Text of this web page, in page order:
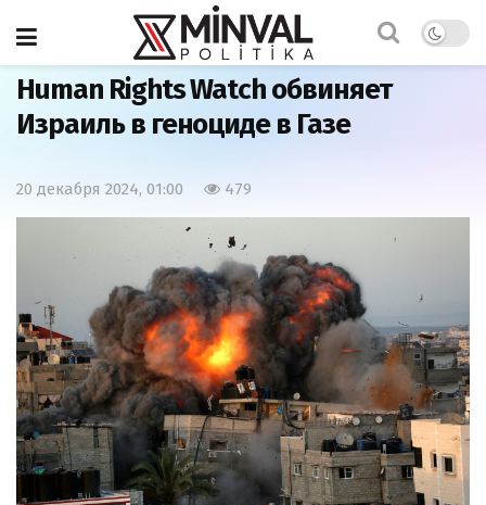
Главная
Human Rights Watch обвиняет
Израиль в геноциде в Газе
20 декабря 2024, 01:00 479